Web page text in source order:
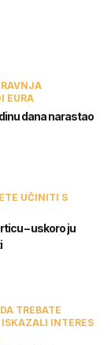
EURA
dana narastao
UČINITI S
– uskoro ju
TREBATE
INTERES